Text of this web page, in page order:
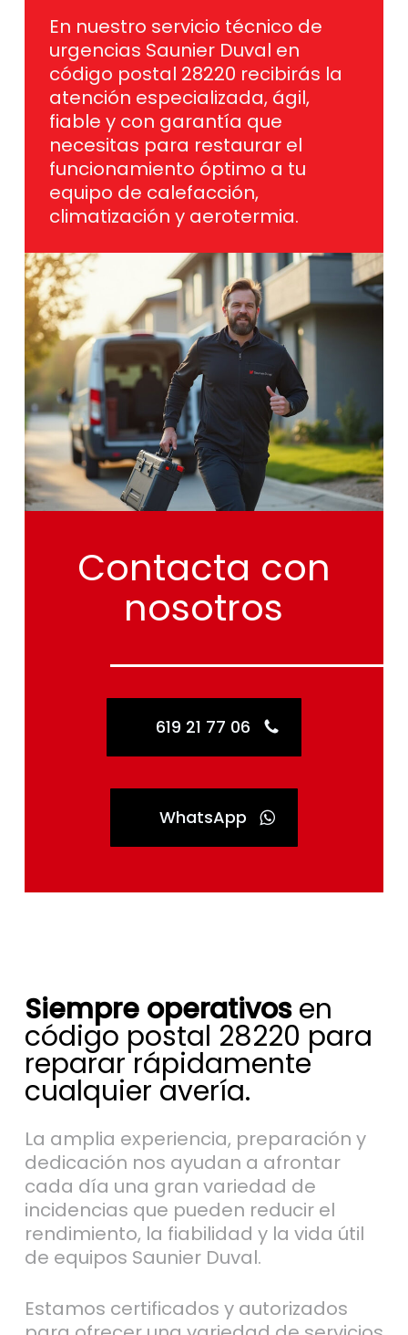
En nuestro servicio técnico de
urgencias Saunier Duval en
código postal 28220 recibirás la
atención especializada, ágil,
fiable y con garantía que
necesitas para restaurar el
funcionamiento óptimo a tu
equipo de calefacción,
climatización y aerotermia.
Contacta con
nosotros
619 21 77 06
WhatsApp
Siempre operativosen
código postal 28220 para
reparar rápidamente
cualquier avería.
La amplia experiencia, preparación y
dedicación nos ayudan a afrontar
cada día una gran variedad de
incidencias que pueden reducir el
rendimiento, la fiabilidad y la vida útil
de equipos Saunier Duval.
Estamos certificados y autorizados